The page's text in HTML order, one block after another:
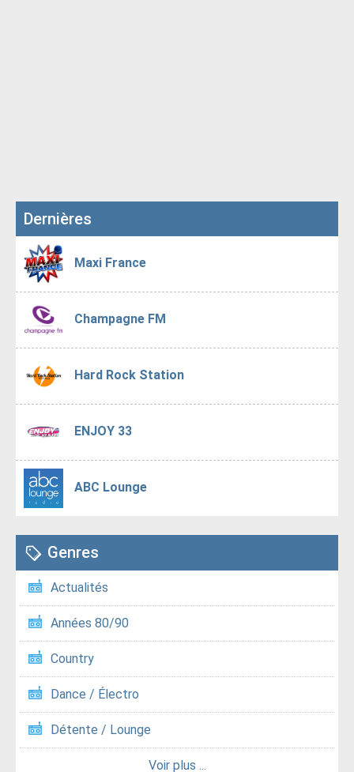
Dernières
Maxi France
Champagne FM
Hard Rock Station
ENJOY 33
ABC Lounge
Genres
Actualités
Années 80/90
Country
Dance / Électro
Détente / Lounge
Voir plus ...